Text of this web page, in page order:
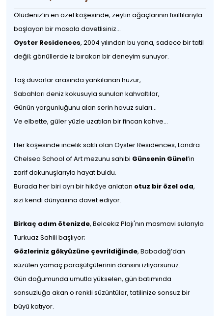
Ölüdeniz’in en özel köşesinde, zeytin ağaçlarının fısıltılarıyla
başlayan bir masala davetlisiniz...
Oyster Residences, 2004 yılından bu yana, sadece bir tatil
değil; gönüllerde iz bırakan bir deneyim sunuyor.
Taş duvarlar arasında yankılanan huzur,
Sabahları deniz kokusuyla sunulan kahvaltılar,
Günün yorgunluğunu alan serin havuz suları...
Ve elbette, güler yüzle uzatılan bir fincan kahve...
Her köşesinde incelik saklı olan Oyster Residences, Londra
Chelsea School of Art mezunu sahibi Günsenin Günel’in
zarif dokunuşlarıyla hayat buldu.
Burada her biri ayrı bir hikâye anlatan otuz bir özel oda,
sizi kendi dünyasına davet ediyor.
Birkaç adım ötenizde, Belcekız Plajı'nın masmavi sularıyla
Turkuaz Sahili başlıyor;
Gözleriniz gökyüzüne çevrildiğinde, Babadağ’dan
süzülen yamaç paraşütçülerinin dansını izliyorsunuz.
Gün doğumunda umutla yükselen, gün batımında
sonsuzluğa akan o renkli süzüntüler, tatilinize sonsuz bir
büyü katıyor.